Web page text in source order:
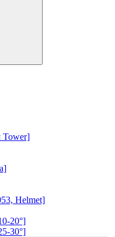
Helmet]
20°]
30°]